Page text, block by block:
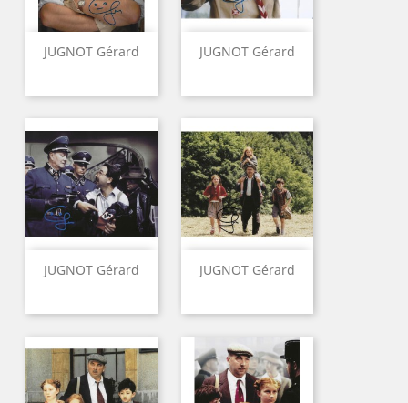
JUGNOT Gérard JUGNOT Gérard
JUGNOT Gérard JUGNOT Gérard